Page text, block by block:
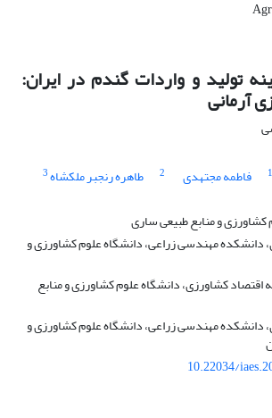
تولید و واردات گندم در ایران:
آرمانی
1 فاطمه مجتهدی 2 طاهره رنجبر ملکشاه3
کشاورزی و منابع طبیعی ساری
دانشکده مهندسی زراعی، دانشگاه علوم کشاورزی و
کشاورزی، دانشگاه علوم کشاورزی و منابع
دانشکده مهندسی زراعی، دانشگاه علوم کشاورزی و
10.22034/